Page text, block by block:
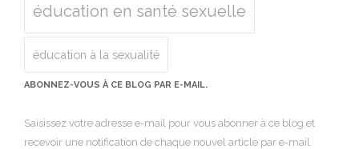
éducation en santé sexuelle
éducation à la sexualité
ABONNEZ-VOUS À CE BLOG PAR E-MAIL.
Saisissez votre adresse e-mail pour vous abonner à ce blog et
recevoir une notification de chaque nouvel article par e-mail.